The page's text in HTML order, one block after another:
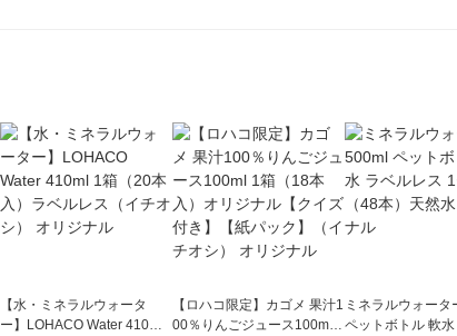
【水・ミネラルウォータ
ー】LOHACO Water 410ml
【ロハコ限定】カゴメ 果汁1
00％りんごジュース100ml 1
ミネラルウォータ
ペットボトル 軟